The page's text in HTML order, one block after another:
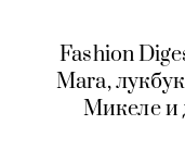
Fashion
Mara,
Микеле и